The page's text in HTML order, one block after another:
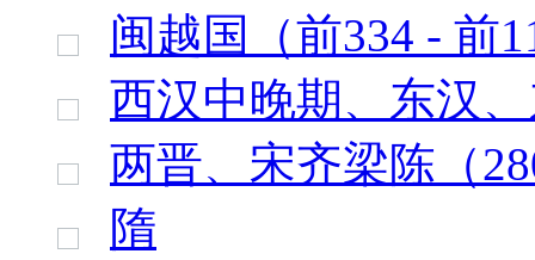
闽越国（前334 - 前
西汉中晚期、东汉
两晋、宋齐梁陈（
隋